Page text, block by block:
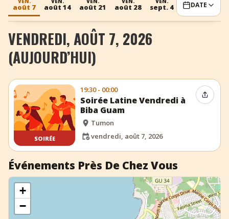
+ Ajouter un événement
août 7 août 14 août 21 août 28 sept. 4 DATE
VENDREDI, AOÛT 7, 2026
(AUJOURD’HUI)
SOIRÉE
19:30 - 00:00
Soirée Latine Vendredi à
Biba Guam
Tumon
vendredi, août 7, 2026
Événements Près De Chez Vous
+
−